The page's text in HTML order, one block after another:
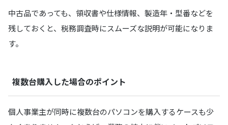
中古品であっても、領収書や仕様情報、製造年・型番などを
残しておくと、税務調査時にスムーズな説明が可能になりま
す。
複数台購入した場合のポイント
個人事業主が同時に複数台のパソコンを購入するケースも少